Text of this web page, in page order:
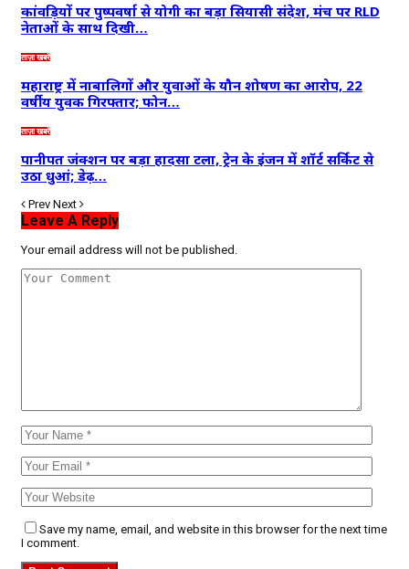
कांवड़ियों पर पुष्पवर्षा से योगी का बड़ा सियासी संदेश, मंच पर RLD
नेताओं के साथ दिखी…
ताज़ा खबरें
महाराष्ट्र में नाबालिगों और युवाओं के यौन शोषण का आरोप, 22
वर्षीय युवक गिरफ्तार; फोन…
ताज़ा खबरें
पानीपत जंक्शन पर बड़ा हादसा टला, ट्रेन के इंजन में शॉर्ट सर्किट से
उठा धुआं; डेढ़…
Prev Next
Leave A Reply
Your email address will not be published.
Save my name, email, and website in this browser for the next time
I comment.